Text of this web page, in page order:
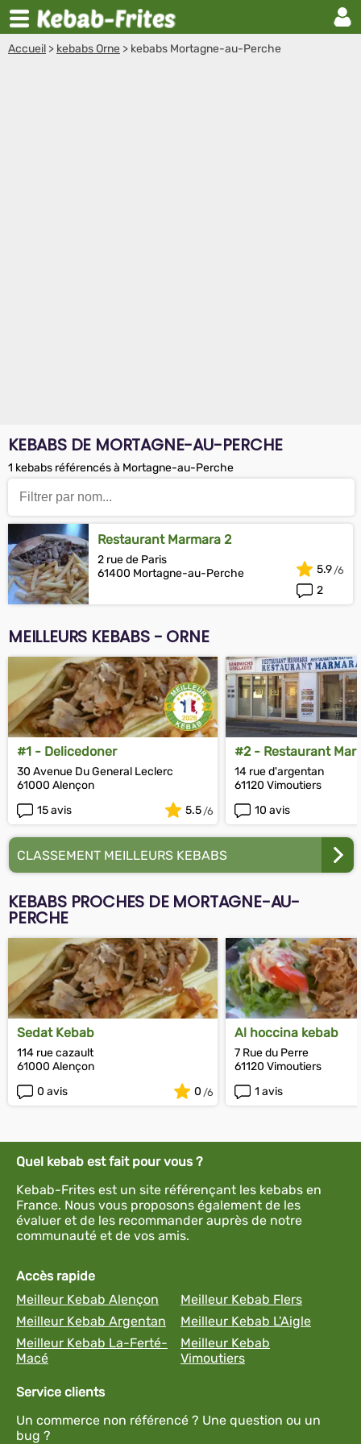
Accueil > kebabs Orne > kebabs Mortagne-au-Perche
KEBABS DE MORTAGNE-AU-PERCHE
1 kebabs référencés à Mortagne-au-Perche
Restaurant Marmara 2
2 rue de Paris
61400 Mortagne-au-Perche
2
5.9
MEILLEURS KEBABS - ORNE
#1 - Delicedoner
30 Avenue Du General Leclerc
61000 Alençon
15 avis
5.5
#2 - Restaurant
14 rue d'argentan
61120 Vimoutiers
10 avis
CLASSEMENT MEILLEURS KEBABS
KEBABS PROCHES DE MORTAGNE-AU-
PERCHE
Sedat Kebab
114 rue cazault
61000 Alençon
0 avis
0
Al hoccina kebab
7 Rue du Perre
61120 Vimoutiers
1 avis
Quel kebab est fait pour vous ?
Kebab-Frites est un site référençant les kebabs en
France. Nous vous proposons également de les
évaluer et de les recommander auprès de notre
communauté et de vos amis.
Accès rapide
Meilleur Kebab Alençon
Meilleur Kebab Flers
Meilleur Kebab Argentan
Meilleur Kebab L'Aigle
Meilleur Kebab La-Ferté-
Macé
Meilleur Kebab
Vimoutiers
Service clients
Un commerce non référencé ? Une question ou un
bug ?